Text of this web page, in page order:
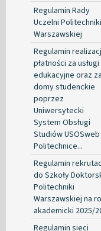
Regulamin Rady
Uczelni Politechniki
Warszawskiej
Regulamin
płatności za usługi
edukacyjne oraz za
domy studenckie
poprzez
Uniwersytecki
System Obsługi
Studiów
Politechnice...
Regulamin
do Szkoły
Politechniki
Warszawskiej na
akademicki 2025/
Regulamin sieci